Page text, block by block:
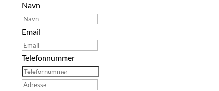
Navn
Email
Telefonnummer